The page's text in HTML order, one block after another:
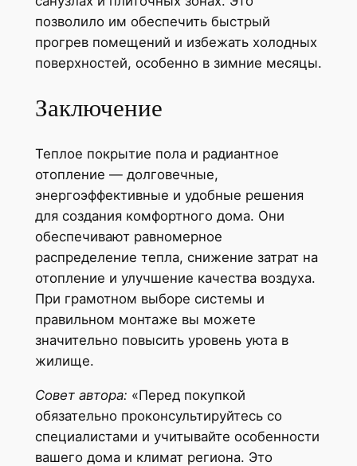
позволило им обеспечить быстрый
прогрев помещений и избежать холодных
поверхностей, особенно в зимние месяцы.
Заключение
Теплое покрытие пола и радиантное
отопление — долговечные,
энергоэффективные и удобные решения
для создания комфортного дома. Они
обеспечивают равномерное
распределение тепла, снижение затрат на
отопление и улучшение качества воздуха.
При грамотном выборе системы и
правильном монтаже вы можете
значительно повысить уровень уюта в
жилище.
Совет автора: «Перед покупкой
обязательно проконсультируйтесь со
специалистами и учитывайте особенности
вашего дома и климат региона. Это